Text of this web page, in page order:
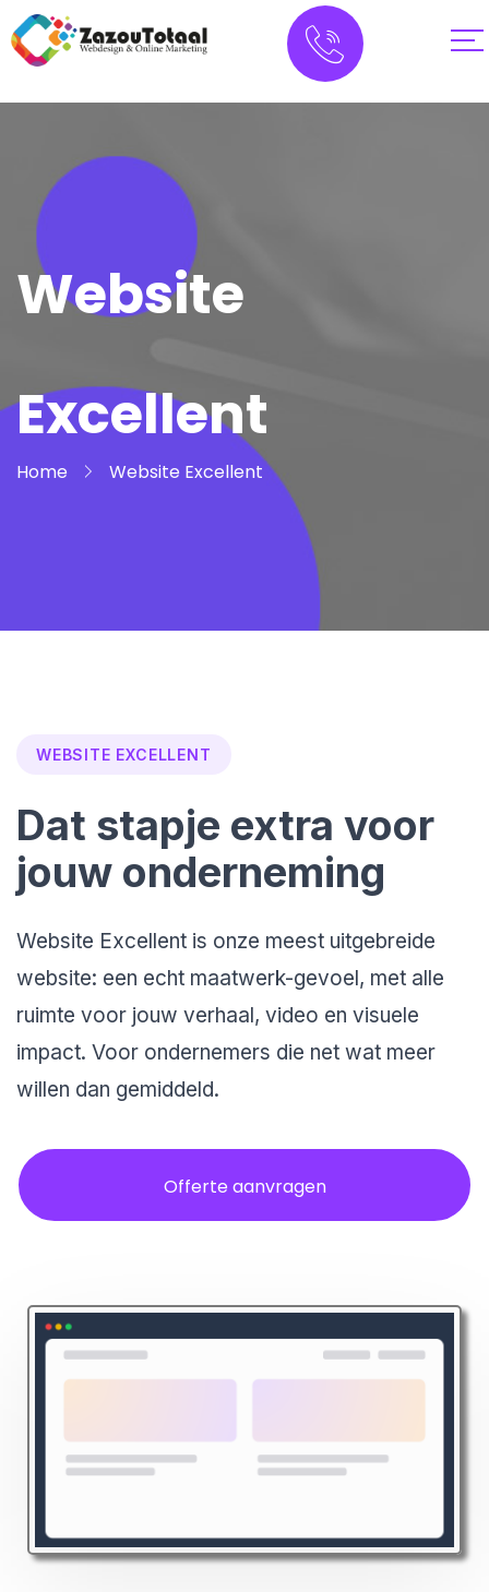
Website
Excellent
Home Website Excellent
WEBSITE EXCELLENT
Dat stapje extra voor
jouw onderneming
Website Excellent is onze meest uitgebreide
website: een echt maatwerk-gevoel, met alle
ruimte voor jouw verhaal, video en visuele
impact. Voor ondernemers die net wat meer
willen dan gemiddeld.
Offerte aanvragen